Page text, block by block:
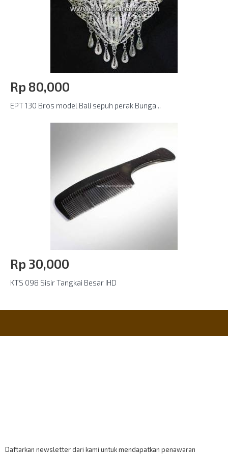
Rp‎ 80,000
EPT 130 Bros model Bali sepuh perak Bunga...
Rp‎ 30,000
KTS 098 Sisir Tangkai Besar IHD
Daftarkan newsletter dari kami untuk mendapatkan penawaran